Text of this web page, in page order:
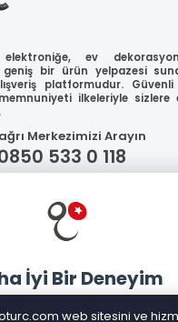
ev
geniş bir ürün yelpazesi
platformudur. Güvenli
ilkeleriyle sizlere
Merkezimizi Arayın
533 0 118
Güvenliğiniz
Sosyal Medya
İyi Bir Deneyim
daha hızlı ve
web sitesini ve